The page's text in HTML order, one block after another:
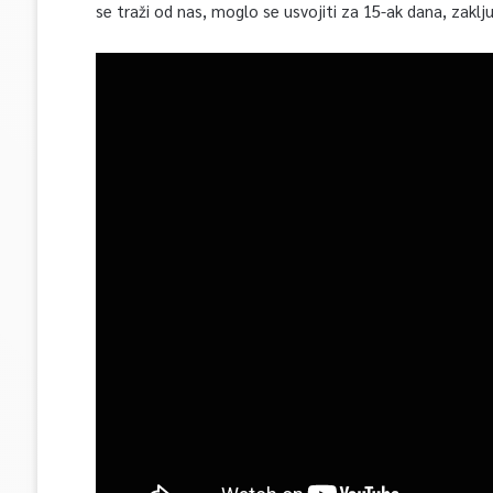
se traži od nas, moglo se usvojiti za 15-ak dana,